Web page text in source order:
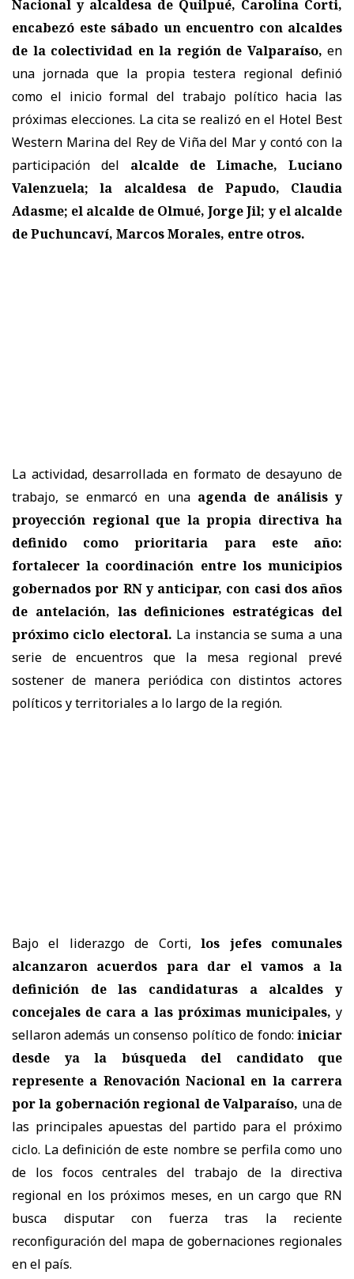
Nacional y alcaldesa de Quilpué, Carolina Corti,
encabezó este sábado un encuentro con alcaldes
de la colectividad en la región de Valparaíso, en
una jornada que la propia testera regional definió
como el inicio formal del trabajo político hacia las
próximas elecciones. La cita se realizó en el Hotel Best
Western Marina del Rey de Viña del Mar y contó con la
participación del alcalde de Limache, Luciano
Valenzuela; la alcaldesa de Papudo, Claudia
Adasme; el alcalde de Olmué, Jorge Jil; y el alcalde
de Puchuncaví, Marcos Morales, entre otros.
La actividad, desarrollada en formato de desayuno de
trabajo, se enmarcó en unaagenda de análisis y
proyección regional que la propia directiva ha
definido como prioritaria para este año:
fortalecer la coordinación entre los municipios
gobernados por RN y anticipar, con casi dos años
de antelación, las definiciones estratégicas del
próximo ciclo electoral. La instancia se suma a una
serie de encuentros que la mesa regional prevé
sostener de manera periódica con distintos actores
políticos y territoriales a lo largo de la región.
Bajo el liderazgo de Corti, los jefes comunales
alcanzaron acuerdos para dar el vamos a la
definición de las candidaturas a alcaldes y
concejales de cara a las próximas municipales, y
sellaron además un consenso político de fondo: iniciar
desde ya la búsqueda del candidato que
represente a Renovación Nacional en la carrera
por la gobernación regional de Valparaíso, una de
las principales apuestas del partido para el próximo
ciclo. La definición de este nombre se perfila como uno
de los focos centrales del trabajo de la directiva
regional en los próximos meses, en un cargo que RN
busca disputar con fuerza tras la reciente
reconfiguración del mapa de gobernaciones regionales
en el país.